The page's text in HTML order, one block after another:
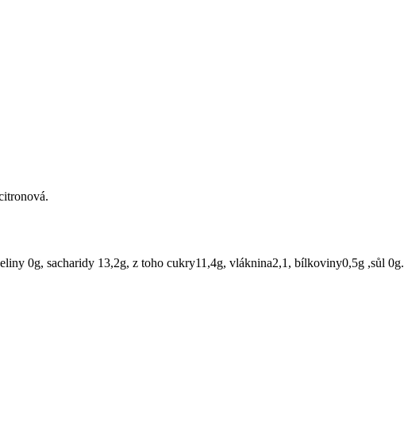
0g, sacharidy 13,2g, z toho cukry11,4g, vláknina2,1, bílkoviny0,5g ,sůl 0g.